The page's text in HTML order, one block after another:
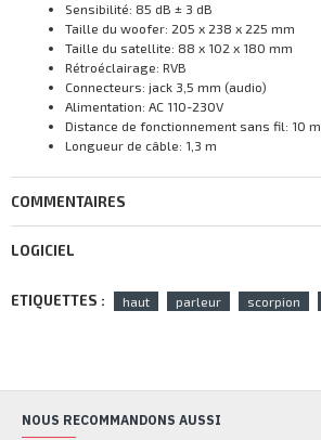
Sensibilité: 85 dB ± 3 dB
Taille du woofer: 205 x 238 x 225 mm
Taille du satellite: 88 x 102 x 180 mm
Rétroéclairage: RVB
Connecteurs: jack 3,5 mm (audio)
Alimentation: AC 110-230V
Distance de fonctionnement sans fil: 10 m
Longueur de câble: 1,3 m
COMMENTAIRES
LOGICIEL
ETIQUETTES : haut parleur scorpion
NOUS RECOMMANDONS AUSSI